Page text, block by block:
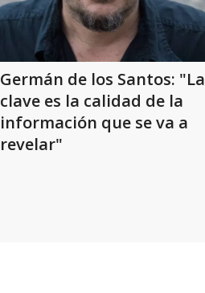
Germán de los Santos: "La
clave es la calidad de la
información que se va a
revelar"